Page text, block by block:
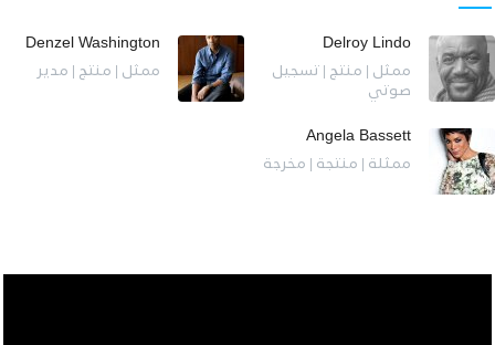
Delroy Lindo
ممثل | منتج | تسجيل
صوتي
Denzel Washington
ممثل | منتج | مدير
Angela Bassett
ممثلة | منتجة | مخرجة